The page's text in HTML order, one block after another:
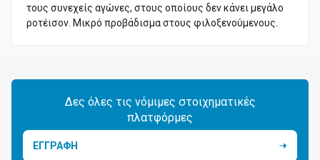
τους συνεχείς αγώνες, στους οποίους δεν κάνει μεγάλο
ροτέισον. Μικρό προβάδισμα στους φιλοξενούμενους.
Δες όλες τις νόμιμες στοιχηματικές
πλατφόρμες
ΕΓΓΡΑΦΗ